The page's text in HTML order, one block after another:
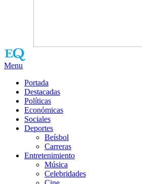
Menu
Portada
Destacadas
Políticas
Económicas
Sociales
Deportes
Beísbol
Carreras
Entretenimiento
Música
Celebridades